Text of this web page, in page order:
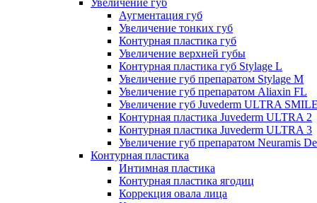
Увеличение губ
Аугментация губ
Увеличение тонких губ
Контурная пластика губ
Увеличение верхней губы
Контурная пластика губ Stylage L
Увеличение губ препаратом Stylage M
Увеличение губ препаратом Aliaxin FL
Увеличение губ Juvederm ULTRA
Контурная пластика Juvederm ULTRA 2
Контурная пластика Juvederm ULTRA 3
Увеличение губ препаратом Neuramis
Контурная пластика
Интимная пластика
Контурная пластика ягодиц
Коррекция овала лица